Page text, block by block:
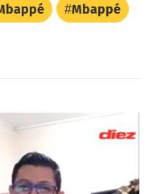
Mbappé